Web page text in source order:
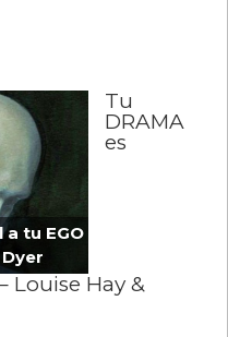
tu EGO
Tu
DRAMA
es
Louise Hay &